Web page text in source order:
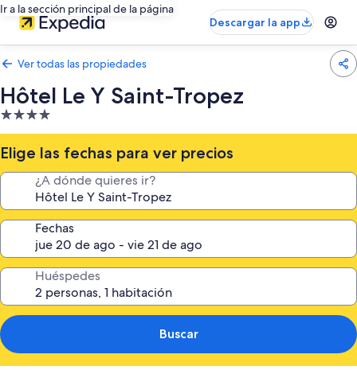
Ir a la sección principal de la página
Descargar la app
Ver todas las propiedades
Hôtel Le Y Saint-Tropez
Propiedad
de
4.0
estrellas
Elige las fechas para ver precios
¿A dónde quieres ir?
Fechas
Huéspedes
Buscar